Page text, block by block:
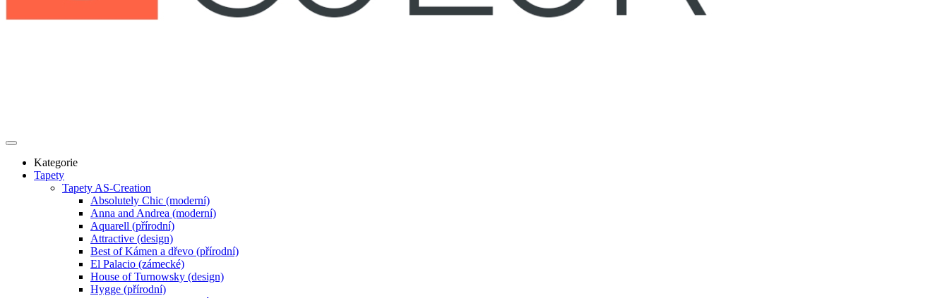
Kategorie
Tapety
Tapety AS-Creation
Absolutely Chic (moderní)
Anna and Andrea (moderní)
Aquarell (přírodní)
Attractive (design)
Best of Kámen a dřevo (přírodní)
El Palacio (zámecké)
House of Turnowsky (design)
Hygge (přírodní)